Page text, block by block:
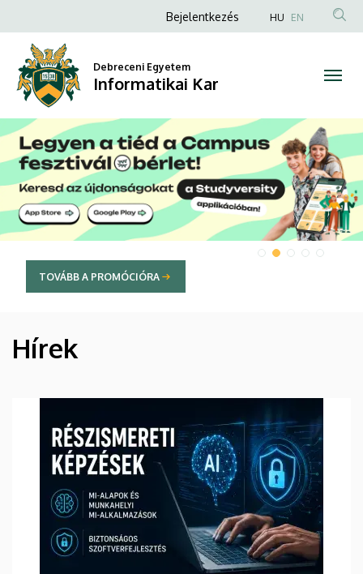
Kar
Anonim
fiók
menüje
Bejelentkezés HU EN
Debreceni Egyetem
Informatikai Kar
DIAVETÍTÉS
TOVÁBB A STUDYVERSITY-RE
HÍREK
Hírek